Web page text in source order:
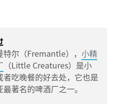
特尔（Fremantle）， 小精
（Little Creatures）是小
者吃晚餐的好去处，它也是
最著名的啤酒厂之一。